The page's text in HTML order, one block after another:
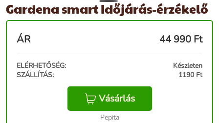
Gardena smart Időjárás-érzékelő
ÁR 44 990 Ft
ELÉRHETŐSÉG:
Készleten
SZÁLLÍTÁS:
1190 Ft
Vásárlás
Pepita